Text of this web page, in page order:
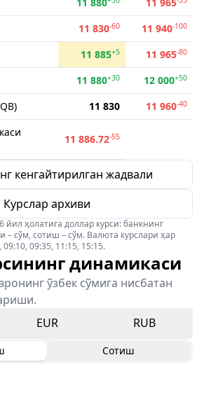
11 830-60 11 940-100
11 885+5 11 965-80
11 880+30 12 000+50
11 830 11 960-40
11 886.72-55
кенгайтирилган жадвали
Курслар архиви
йил ҳолатига доллар курси: банкнинг
– сўм, сотиш – сўм. Валюта курслари ҳар
09:35, 11:15, 15:15.
динамикаси
ўзбек сўмига нисбатан
EUR RUB
Сотиш